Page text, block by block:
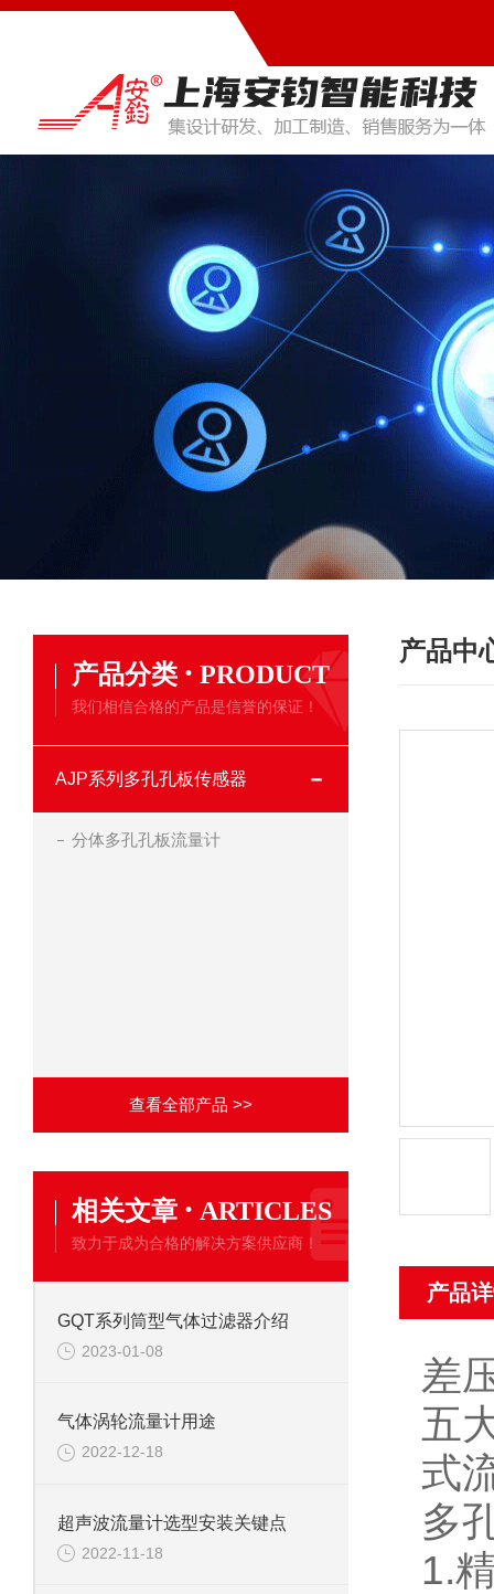
产品分类 · PRODUCT
我们相信合格的产品是信誉的保证！
AJP系列多孔孔板传感器
分体多孔孔板流量计
查看全部产品 >>
相关文章 · ARTICLES
致力于成为合格的解决方案供应商！
GQT系列筒型气体过滤器介绍
2023-01-08
气体涡轮流量计用途
2022-12-18
超声波流量计选型安装关键点
2022-11-18
产品中
产品
差
五
式
多
1.